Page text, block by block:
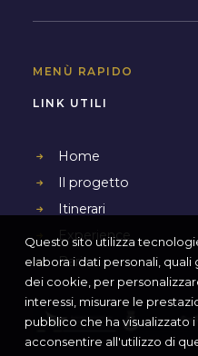
MENÙ RAPIDO
LINK UTILI
Home
Il progetto
Itinerari
Experience
Bari
Questo sito utilizza
elabora i dati personali,
dei cookie, per
interessi, misurare le
pubblico che ha visualizzato
acconsentire all'utilizzo di